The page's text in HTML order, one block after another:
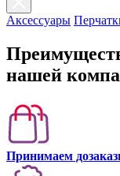
Аксессуары
нашей
Принимаем